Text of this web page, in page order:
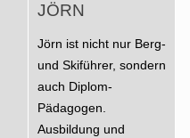
JÖRN
Jörn ist nicht nur Berg-
und Skiführer, sondern
auch Diplom-
Pädagogen.
Ausbildung und